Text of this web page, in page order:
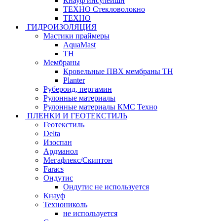
ТЕХНО Стекловолокно
ТЕХНО
ГИДРОИЗОЛЯЦИЯ
Мастики праймеры
AquaMast
ТН
Мембраны
Кровельные ПВХ мембраны ТН
Planter
Рубероид, пергамин
Рулонные материалы
Рулонные материалы КМС Техно
ПЛЕНКИ И ГЕОТЕКСТИЛЬ
Геотекстиль
Delta
Изоспан
Ардманол
Мегафлекс/Скиптон
Faracs
Ондутис
Ондутис не используется
Кнауф
Технониколь
не используется